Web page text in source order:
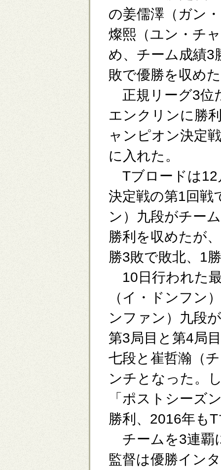
の姜儒澤（ガン
燦熙（ユン・チ
め、チーム成績3
敗で優勝を収め
正規リーグ3位
エンクリンに勝
ャンピオン決定
に入れた。
Tブロードは12
決定戦の第1回戦
ン）九段がチー
勝利を収めたが
勝3敗で敗北、1
10日行われた
（イ・ドンフン
ンファン）九段
第3局目と第4局
七段と崔哲瀚（
ンチとなった。
「ポストシーズ
勝利、2016年も
チームを3連覇
監督は優勝イン